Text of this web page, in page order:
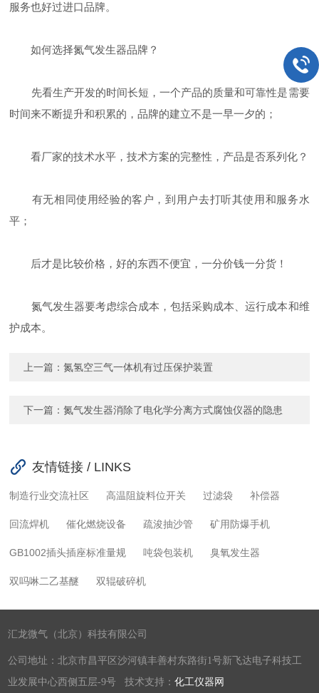
服务也好过进口品牌。
如何选择氮气发生器品牌？
先看生产开发的时间长短，一个产品的质量和可靠性是需要
时间来不断提升和积累的，品牌的建立不是一早一夕的；
看厂家的技术水平，技术方案的完整性，产品是否系列化？
有无相同使用经验的客户，到用户去打听其使用和服务水
平；
后才是比较价格，好的东西不便宜，一分价钱一分货！
氮气发生器要考虑综合成本，包括采购成本、运行成本和维
护成本。
上一篇：氮氢空三气一体机有过压保护装置
下一篇：氮气发生器消除了电化学分离方式腐蚀仪器的隐患
友情链接 / LINKS
制造行业交流社区 高温阻旋料位开关 过滤袋 补偿器
回流焊机 催化燃烧设备 疏浚抽沙管 矿用防爆手机
GB1002插头插座标准量规 吨袋包装机 臭氧发生器
双吗啉二乙基醚 双辊破碎机
汇龙微气（北京）科技有限公司
公司地址：北京市昌平区沙河镇丰善村东路街1号新飞达电子科技工
业发展中心西侧五层-9号 技术支持：化工仪器网